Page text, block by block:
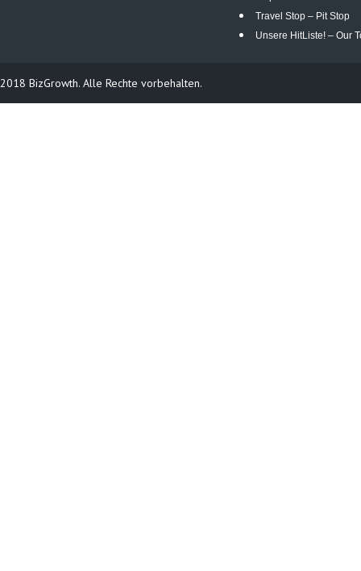
Travel Stop – Pit Stop
Unsere HitListe! – Our
2018 BizGrowth. Alle Rechte vorbehalten.